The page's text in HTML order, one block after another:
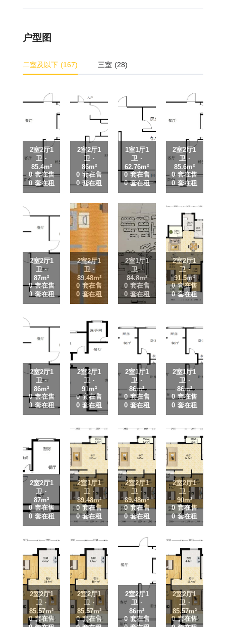
户型图
二室及以下 (167) 三室 (28)
2室2厅1
卫 ·
85.4m²
0 套在售
0 套在租
2室2厅1
卫 ·
86m²
0 套在售
0 套在租
1室1厅1
卫 ·
62.76m²
0 套在售
0 套在租
2室2厅1
卫 ·
85.6m²
0 套在售
0 套在租
2室2厅1
卫 ·
87m²
0 套在售
0 套在租
2室2厅1
卫 ·
89.48m²
0 套在售
0 套在租
2室1厅1
卫 ·
84.8m²
0 套在售
0 套在租
2室2厅1
卫 ·
91.5m²
0 套在售
0 套在租
2室2厅1
卫 ·
86m²
0 套在售
0 套在租
2室2厅1
卫 ·
91m²
0 套在售
0 套在租
2室1厅1
卫 ·
86m²
0 套在售
0 套在租
2室1厅1
卫 ·
86m²
0 套在售
0 套在租
2室2厅1
卫 ·
87m²
0 套在售
0 套在租
2室1厅1
卫 ·
89.48m²
0 套在售
0 套在租
2室2厅1
卫 ·
89.48m²
0 套在售
0 套在租
2室2厅1
卫 ·
90m²
0 套在售
0 套在租
2室2厅1
卫 ·
85.57m²
0 套在售
2室2厅1
卫 ·
85.57m²
0 套在售
2室2厅1
卫 ·
86m²
0 套在售
2室2厅1
卫 ·
85.57m²
0 套在售